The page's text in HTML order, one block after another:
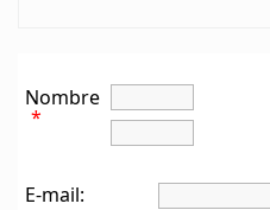
Nombre
*
E-mail: